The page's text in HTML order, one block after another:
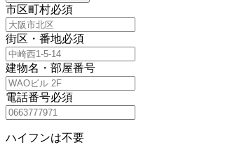
市区町村必須
街区・番地必須
建物名・部屋番号
電話番号必須
ハイフンは不要